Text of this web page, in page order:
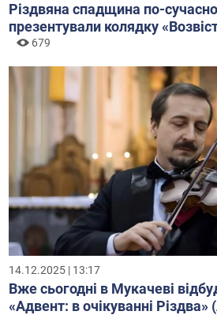
Різдвяна спадщина по-
презентували колядку
679
14.12.2025 | 13:17
Вже сьогодні в Мукачеві
«Адвент: в очікуванні